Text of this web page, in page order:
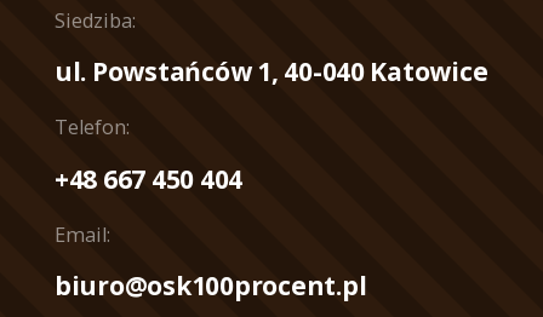
Siedziba:
ul. Powstańców 1, 40-040 Katowice
Telefon:
+48 667 450 404
Email:
biuro@osk100procent.pl